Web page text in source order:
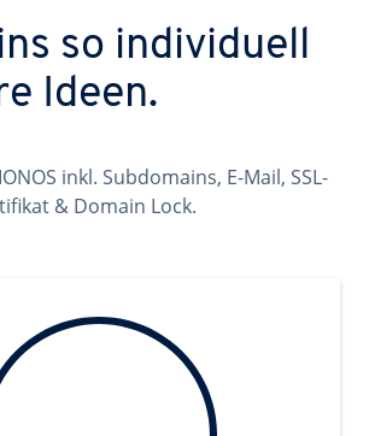
so individuell
Ideen.
inkl. Subdomains, E-Mail, SSL-
& Domain Lock.